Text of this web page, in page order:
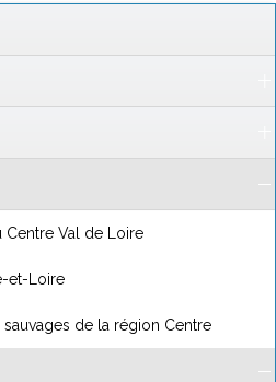
Centre Val de Loire
et-Loire
de la région Centre